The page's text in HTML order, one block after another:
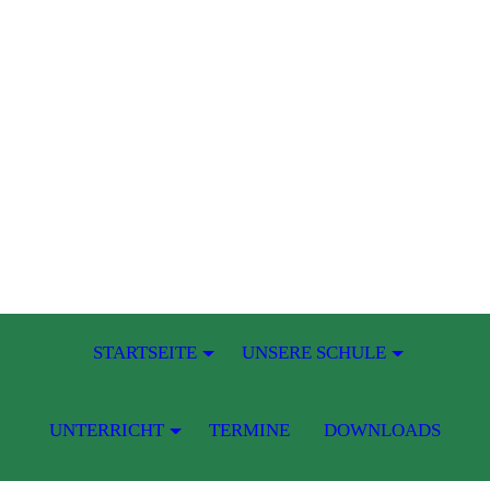
STARTSEITE UNSERE SCHULE
UNTERRICHT TERMINE DOWNLOADS